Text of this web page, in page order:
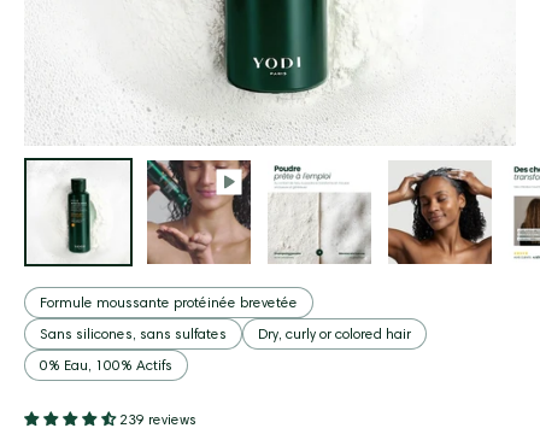
Formule moussante protéinée brevetée
Sans silicones, sans sulfates
Dry, curly or colored hair
0% Eau, 100% Actifs
239 reviews